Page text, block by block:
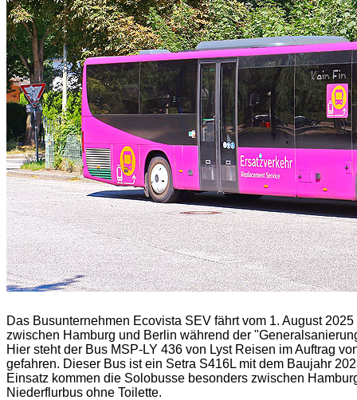
Das Busunternehmen Ecovista SEV fährt vom 1. August
zwischen Hamburg und Berlin während der
Hier steht der Bus MSP-LY 436 von Lyst Reisen im Auftrag
gefahren. Dieser Bus ist ein Setra S416L mit dem Baujahr
Einsatz kommen die Solobusse besonders zwischen
Niederflurbus ohne Toilette.